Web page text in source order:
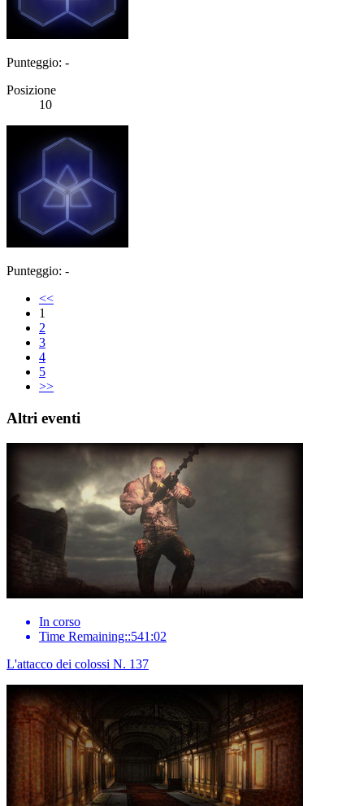
Punteggio: -
Posizione
10
Punteggio: -
<<
1
2
3
4
5
>>
Altri eventi
In corso
Time Remaining::541:02
L'attacco dei colossi N. 137